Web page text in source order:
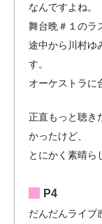
なんですよね。
舞台晩＃１のラ
途中から川村ゆ
す。
オーケストラに
正直もっと聴き
かったけど、
とにかく素晴ら
P4
だんだんライブ